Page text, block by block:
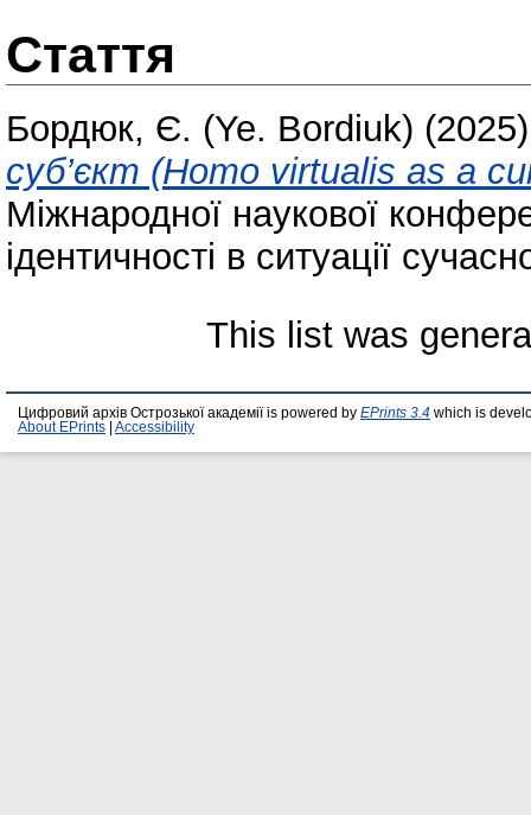
Стаття
Бордюк, Є. (Ye. Bordiuk)
суб’єкт (Homo virtualis as a
Міжнародної наукової
ідентичності в ситуації
This list was
Цифровий архів Острозької академії is powered by EPrints 3.4 which is
About EPrints
Accessibility